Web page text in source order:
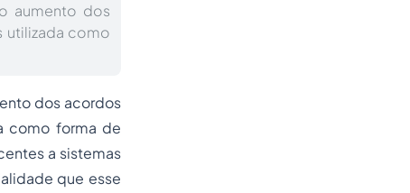
aumento dos
utilizada como
dos acordos
como forma de
a sistemas
que esse